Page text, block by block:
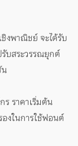
งพาณิชย์ จะได้รับ
บสระวรรณยุกต์
ราคาเริ่มต้น
งในการใช้ฟอนต์